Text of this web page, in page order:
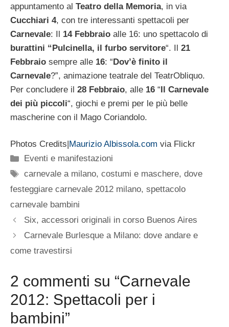
appuntamento al Teatro della Memoria, in via
Cucchiari 4, con tre interessanti spettacoli per
Carnevale: Il 14 Febbraio alle 16: uno spettacolo di
burattini “Pulcinella, il furbo servitore“. Il 21
Febbraio sempre alle 16: “Dov’è finito il
Carnevale?”, animazione teatrale del TeatrObliquo.
Per concludere il 28 Febbraio, alle 16 “Il Carnevale
dei più piccoli“, giochi e premi per le più belle
mascherine con il Mago Coriandolo.
Photos Credits| Maurizio Albissola.com via Flickr
Categorie
Eventi e manifestazioni
Tag
carnevale a milano,costumi e maschere,dove
festeggiare carnevale 2012 milano, spettacolo
carnevale bambini
Six, accessori originali in corso Buenos Aires
Carnevale Burlesque a Milano: dove andare e
come travestirsi
2 commenti su “Carnevale
2012: Spettacoli per i
bambini”